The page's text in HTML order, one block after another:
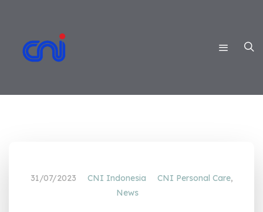
31/07/2023 CNI Indonesia CNI Personal Care,
News